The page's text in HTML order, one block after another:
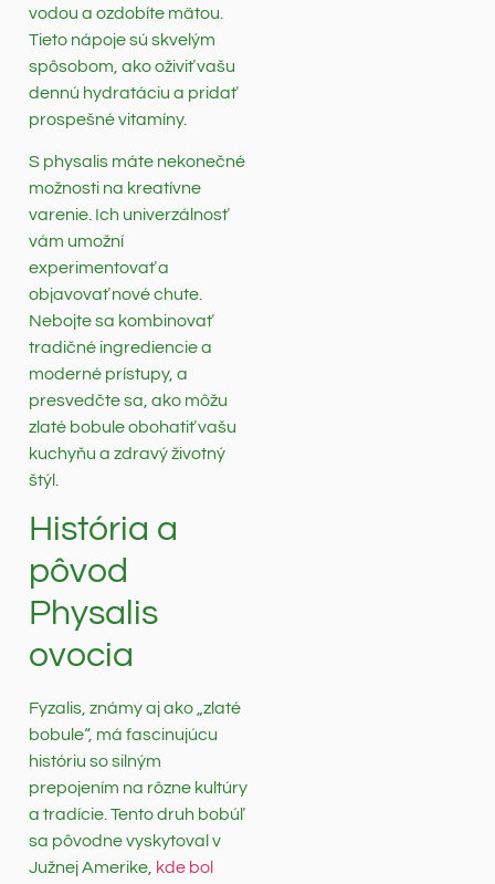
vodou a ozdobíte mätou.
Tieto nápoje sú skvelým
spôsobom, ako oživiť vašu
dennú hydratáciu a pridať
prospešné vitamíny.
S physalis máte nekonečné
možnosti na kreatívne
varenie. Ich univerzálnosť
vám umožní
experimentovať a
objavovať nové chute.
Nebojte sa kombinovať
tradičné ingrediencie a
moderné prístupy, a
presvedčte sa, ako môžu
zlaté bobule obohatiť vašu
kuchyňu a zdravý životný
štýl.
História a
pôvod
Physalis
ovocia
Fyzalis, známy aj ako „zlaté
bobule“, má fascinujúcu
históriu so silným
prepojením na rôzne kultúry
a tradície. Tento druh bobúľ
sa pôvodne vyskytoval v
Južnej Amerike, kde bol